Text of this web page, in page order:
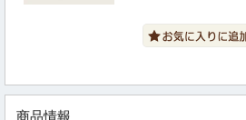
商品情報